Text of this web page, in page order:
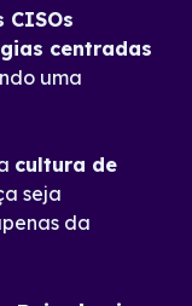
CISOs
centradas
uma
cultura de
seja
da